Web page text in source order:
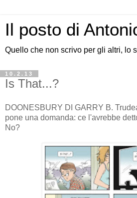
Il posto di
Quello che non scrivo per gli altri, lo
10.2.13
Is That...?
DOONESBURY DI GARRY B.
pone una domanda: ce l'avrebbe
No?